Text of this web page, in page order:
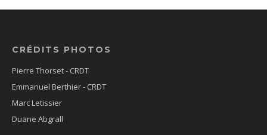
CRÉDITS PHOTOS
Pierre Thorset - CRDT
Emmanuel Berthier - CRDT
Marc Letissier
Duane Abgrall